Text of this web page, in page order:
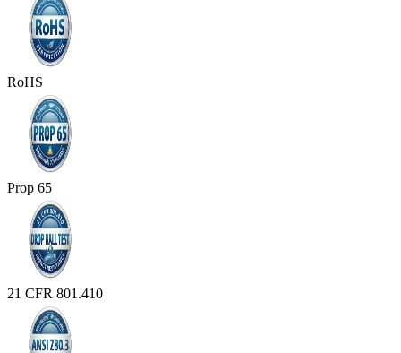
RoHS
Prop 65
21 CFR 801.410